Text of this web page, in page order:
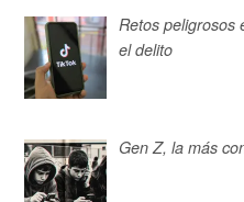
Retos peligrosos
el delito
Gen Z, la más